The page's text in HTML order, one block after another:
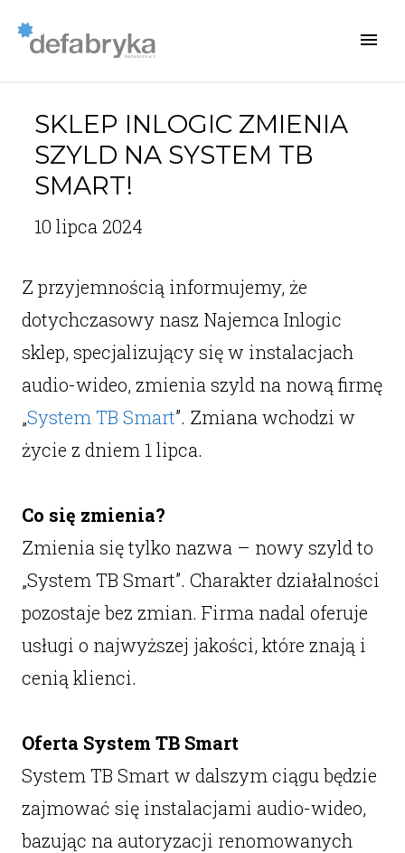
SKLEP INLOGIC ZMIENIA
SZYLD NA SYSTEM TB
SMART!
10 lipca 2024
Z przyjemnością informujemy, że
dotychczasowy nasz Najemca Inlogic
sklep, specjalizujący się w instalacjach
audio-wideo, zmienia szyld na nową firmę
„System TB Smart”. Zmiana wchodzi w
życie z dniem 1 lipca.
Co się zmienia?
Zmienia się tylko nazwa – nowy szyld to
„System TB Smart”. Charakter działalności
pozostaje bez zmian. Firma nadal oferuje
usługi o najwyższej jakości, które znają i
cenią klienci.
Oferta System TB Smart
System TB Smart w dalszym ciągu będzie
zajmować się instalacjami audio-wideo,
bazując na autoryzacji renomowanych